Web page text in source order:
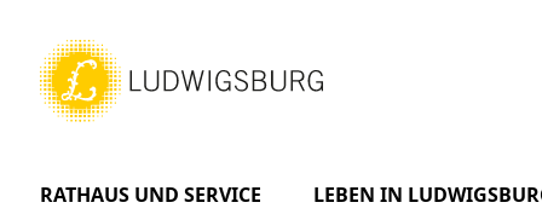
RATHAUS UND SERVICE LEBEN IN